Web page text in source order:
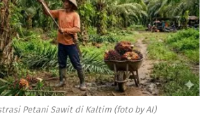
Petani Sawit di Kaltim (foto by AI)